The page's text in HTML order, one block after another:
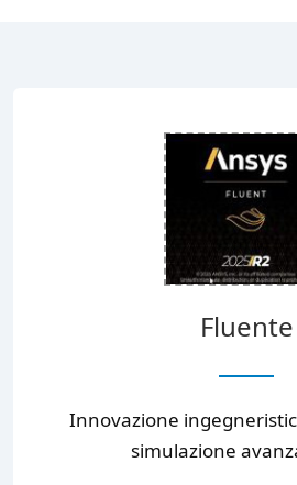
Fluente
Innovazione
simulazione